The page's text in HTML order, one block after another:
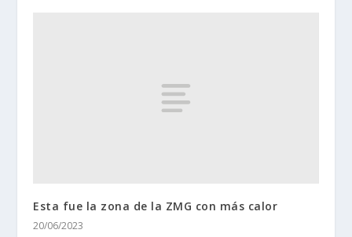
Esta fue la zona de la ZMG con más calor
20/06/2023